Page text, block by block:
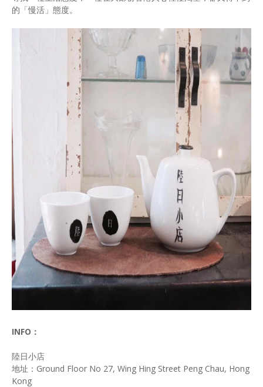
的「慢活」態度。
INFO：
陸日小店
地址：Ground Floor No 27, Wing Hing Street Peng Chau, Hong
Kong